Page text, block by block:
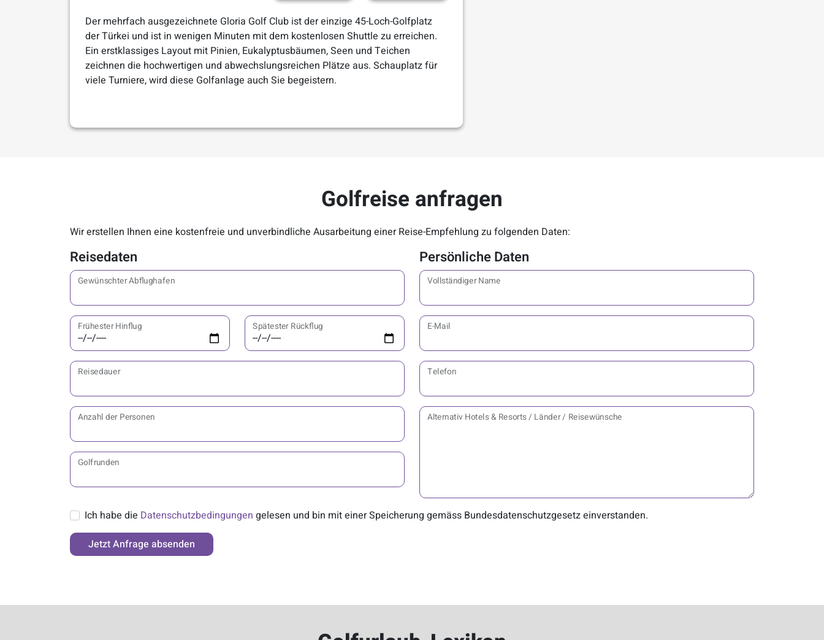
Der mehrfach ausgezeichnete Gloria Golf Club ist der einzige 45-Loch-Golfplatz
der Türkei und ist in wenigen Minuten mit dem kostenlosen Shuttle zu erreichen.
Ein erstklassiges Layout mit Pinien, Eukalyptusbäumen, Seen und Teichen
zeichnen die hochwertigen und abwechslungsreichen Plätze aus. Schauplatz für
viele Turniere, wird diese Golfanlage auch Sie begeistern.
Golfreise anfragen
Wir erstellen Ihnen eine kostenfreie und unverbindliche Ausarbeitung einer Reise-Empfehlung zu folgenden Daten:
Reisedaten
Gewünschter Abflughafen
Frühester Hinflug Spätester Rückflug
Reisedauer
Anzahl der Personen
Golfrunden
Persönliche Daten
Vollständiger Name
E-Mail
Telefon
Alternativ Hotels & Resorts / Länder / Reisewünsche
Ich habe die Datenschutzbedingungen gelesen und bin mit einer Speicherung gemäss Bundesdatenschutzgesetz einverstanden.
Jetzt Anfrage absenden